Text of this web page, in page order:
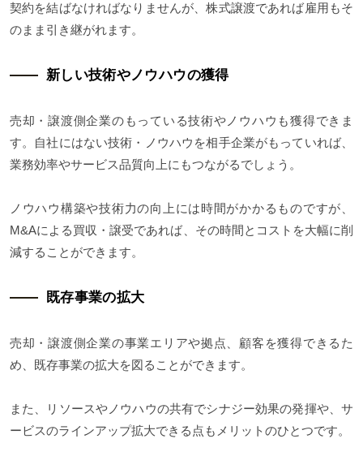
契約を結ばなければなりませんが、株式譲渡であれば雇用もそ
のまま引き継がれます。
新しい技術やノウハウの獲得
売却・譲渡側企業のもっている技術やノウハウも獲得できま
す。自社にはない技術・ノウハウを相手企業がもっていれば、
業務効率やサービス品質向上にもつながるでしょう。
ノウハウ構築や技術力の向上には時間がかかるものですが、
M&Aによる買収・譲受であれば、その時間とコストを大幅に削
減することができます。
既存事業の拡大
売却・譲渡側企業の事業エリアや拠点、顧客を獲得できるた
め、既存事業の拡大を図ることができます。
また、リソースやノウハウの共有でシナジー効果の発揮や、サ
ービスのラインアップ拡大できる点もメリットのひとつです。